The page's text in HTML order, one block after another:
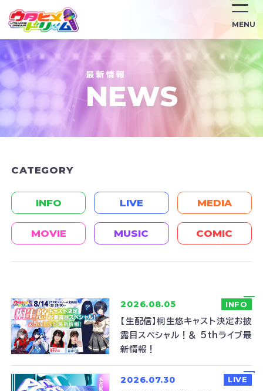
MENU
NEWS
CATEGORY
INFO LIVE MEDIA
MOVIE MUSIC COMIC
2026.08.05 INFO
【生配信】桐生悠キャスト決定お披
露目スペシャル！＆ 5thライブ最
新情報！
2026.07.30 LIVE